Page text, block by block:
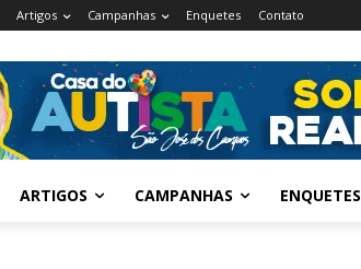
Artigos Campanhas Enquetes Contato
ARTIGOS CAMPANHAS ENQUETES